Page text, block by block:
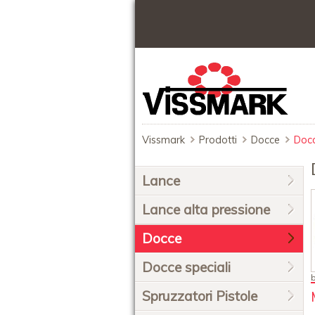
Vissmark Prodotti Docce
Salta
la
navigazione
Lance
Lance alta pressione
Docce
Docce speciali
Spruzzatori Pistole